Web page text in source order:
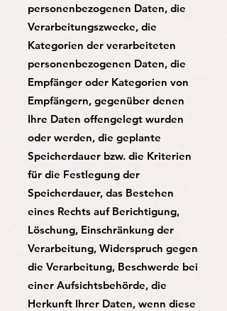
personenbezogenen Daten, die
Verarbeitungszwecke, die
Kategorien der verarbeiteten
personenbezogenen Daten, die
Empfänger oder Kategorien von
Empfängern, gegenüber denen
Ihre Daten offengelegt wurden
oder werden, die geplante
Speicherdauer bzw. die Kriterien
für die Festlegung der
Speicherdauer, das Bestehen
eines Rechts auf Berichtigung,
Löschung, Einschränkung der
Verarbeitung, Widerspruch gegen
die Verarbeitung, Beschwerde bei
einer Aufsichtsbehörde, die
Herkunft Ihrer Daten, wenn diese